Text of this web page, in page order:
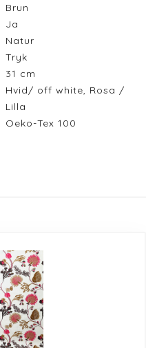
Brun
Ja
Natur
Tryk
31 cm
Hvid/ off white, Rosa /
Lilla
Oeko-Tex 100